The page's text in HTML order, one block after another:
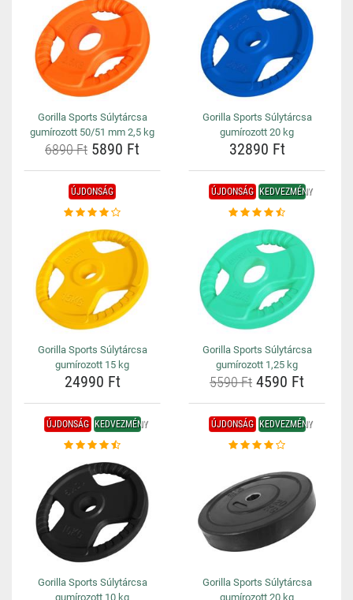
Gorilla Sports Súlytárcsa
gumírozott 50/51 mm 2,5 kg
6890 Ft 5890 Ft
Gorilla Sports Súlytárcsa
gumírozott 20 kg
32890 Ft
ÚJDONSÁG
Gorilla Sports Súlytárcsa
gumírozott 15 kg
24990 Ft
ÚJDONSÁG KEDVEZMÉNY
Gorilla Sports Súlytárcsa
gumírozott 1,25 kg
5590 Ft 4590 Ft
ÚJDONSÁG KEDVEZMÉNY
Gorilla Sports Súlytárcsa
gumírozott 10 kg
ÚJDONSÁG KEDVEZMÉNY
Gorilla Sports Súlytárcsa
gumírozott 20 kg